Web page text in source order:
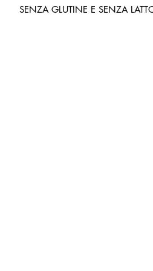
SENZA GLUTINE E SENZA